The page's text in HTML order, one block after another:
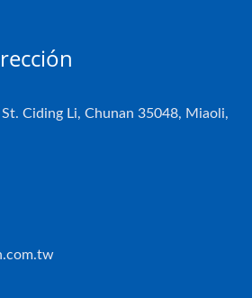
Ciding Li, Chunan 35048, Miaoli,